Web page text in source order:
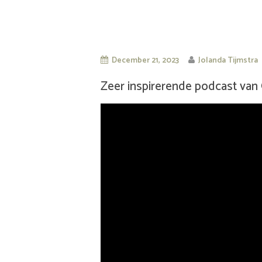
December 21, 2023 Jolanda Tijmstra
Zeer inspirerende podcast